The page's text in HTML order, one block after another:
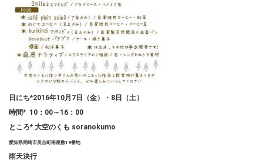
日にち*2016年10月7日（金）・8日（土）
時間* 10：00～16：00
ところ* 大空のくも soranokumo
愛知県岡崎市美合町南屋敷19番地
雨天決行